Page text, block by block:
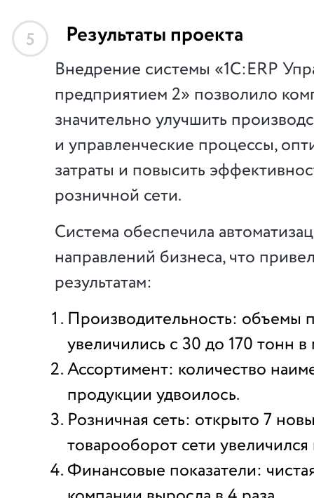
5 Результаты проекта
Внедрение системы «1С:ERP
предприятием 2» позволило
значительно улучшить
и управленческие процессы,
затраты и повысить
розничной сети.
Система обеспечила
направлений бизнеса, что
результатам:
Производительность: объемы
увеличились с 30 до 170 тонн в
Ассортимент: количество
продукции удвоилось.
Розничная сеть: открыто 7
товарооборот сети увеличился
Финансовые показатели: